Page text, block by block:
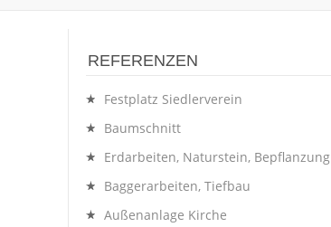
REFERENZEN
Festplatz Siedlerverein
Baumschnitt
Erdarbeiten, Naturstein, Bepflanzung
Baggerarbeiten, Tiefbau
Außenanlage Kirche